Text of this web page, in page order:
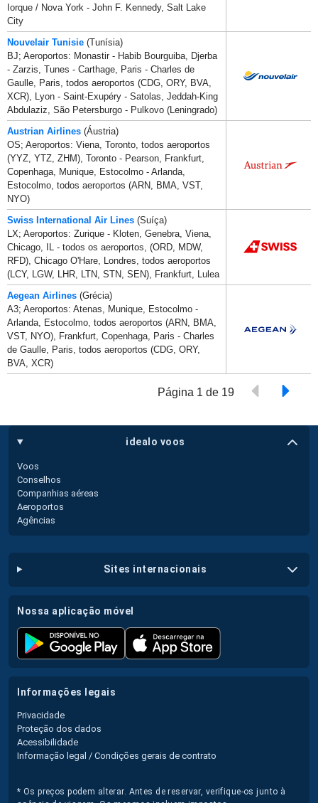
Iorque / Nova York - John F. Kennedy, Salt Lake
City
Nouvelair Tunisie (Tunísia)
BJ; Aeroportos: Monastir - Habib Bourguiba, Djerba
- Zarzis, Tunes - Carthage, Paris - Charles de
Gaulle, Paris, todos aeroportos (CDG, ORY, BVA,
XCR), Lyon - Saint-Exupéry - Satolas, Jeddah-King
Abdulaziz, São Petersburgo - Pulkovo (Leningrado)
Austrian Airlines (Áustria)
OS; Aeroportos: Viena, Toronto, todos aeroportos
(YYZ, YTZ, ZHM), Toronto - Pearson, Frankfurt,
Copenhaga, Munique, Estocolmo - Arlanda,
Estocolmo, todos aeroportos (ARN, BMA, VST,
NYO)
Swiss International Air Lines (Suíça)
LX; Aeroportos: Zurique - Kloten, Genebra, Viena,
Chicago, IL - todos os aeroportos, (ORD, MDW,
RFD), Chicago O'Hare, Londres, todos aeroportos
(LCY, LGW, LHR, LTN, STN, SEN), Frankfurt, Lulea
Aegean Airlines (Grécia)
A3; Aeroportos: Atenas, Munique, Estocolmo -
Arlanda, Estocolmo, todos aeroportos (ARN, BMA,
VST, NYO), Frankfurt, Copenhaga, Paris - Charles
de Gaulle, Paris, todos aeroportos (CDG, ORY,
BVA, XCR)
Página 1 de 19
idealo voos
Voos
Conselhos
Companhias aéreas
Aeroportos
Agências
sites internacionais
nossa aplicação móvel
informações legais
Privacidade
Proteção dos dados
Acessibilidade
Informação legal / Condições gerais de contrato
* Os preços podem alterar. Antes de reservar, verifique-os junto à